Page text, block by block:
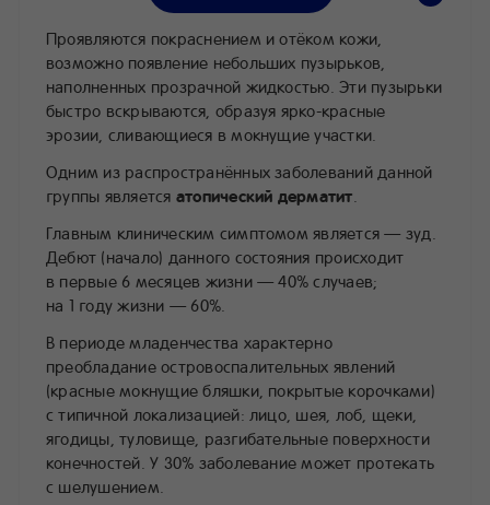
Проявляются покраснением и отёком кожи,
возможно появление небольших пузырьков,
наполненных прозрачной жидкостью. Эти пузырьки
быстро вскрываются, образуя ярко-красные
эрозии, сливающиеся в мокнущие участки.
Одним из распространённых заболеваний данной
группы является атопический дерматит.
Главным клиническим симптомом является — зуд.
Дебют (начало) данного состояния происходит
в первые 6 месяцев жизни — 40% случаев;
на 1 году жизни — 60%.
В периоде младенчества характерно
преобладание островоспалительных явлений
(красные мокнущие бляшки, покрытые корочками)
с типичной локализацией: лицо, шея, лоб, щеки,
ягодицы, туловище, разгибательные поверхности
конечностей. У 30% заболевание может протекать
с шелушением.